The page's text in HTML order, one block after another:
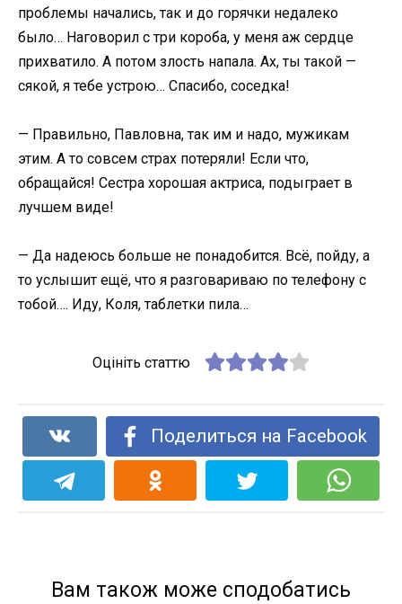
проблемы начались, так и до горячки недалеко
было… Наговорил с три короба, у меня аж сердце
прихватило. А потом злость напала. Ах, ты такой —
сякой, я тебе устрою… Спасибо, соседка!
— Правильно, Павловна, так им и надо, мужикам
этим. А то совсем страх потеряли! Если что,
обращайся! Сестра хорошая актриса, подыграет в
лучшем виде!
— Да надеюсь больше не понадобится. Всё, пойду, а
то услышит ещё, что я разговариваю по телефону с
тобой…. Иду, Коля, таблетки пила…
Оцініть статтю
Поделиться на Facebook
Вам також може сподобатись